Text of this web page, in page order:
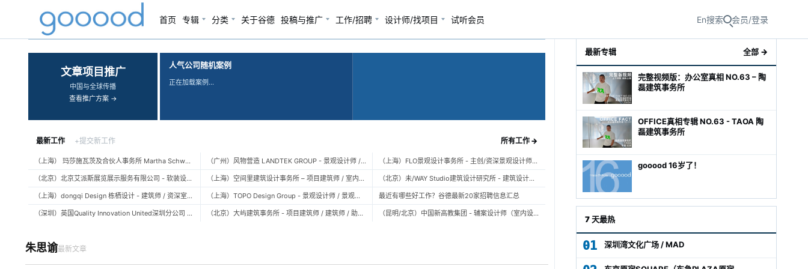
首页 专辑 分类 关于谷德 投稿与推广 工作/招聘 设计师/找项目 试听会员 En搜索 会员/登录
‹ ›
文章项目推广
中国与全球传播
查看推广方案 →
人气公司随机案例
正在加载案例…
最新工作 +提交新工作 所有工作 →
（上海） 玛莎施瓦茨及合伙人事务所 Martha Schwartz Partners – 高级景观建筑师 Senior Landscape Designer / 景观建筑师 Landscape Designer
（北京）北京艾派斯展览展示服务有限公司 - 软装设计师 / 陈列设计师
（上海）dongqi Design 栋栖设计 - 建筑师 / 资深室内设计师 / 室内设计师 / 媒体及公共关系主管 / 设计实习生（常年招聘）
（深圳）英国Quality Innovation United深圳分公司 - 建筑设计师 / 资深建筑设计师 / 室内设计师 / 设计实习生
（广州）风物营造 LANDTEK GROUP - 景观设计师 / 植物设计师 / 品牌运营 / 实习生
（上海）空间里建筑设计事务所 – 项目建筑师 / 室内设计师 / 实习生（建筑/室内）
（上海）TOPO Design Group - 景观设计师 / 景观后期设计师 / 景观实习生
（北京）大屿建筑事务所 - 项目建筑师 / 建筑师 / 助理建筑师 / 实习建筑师
（上海）FLO景观设计事务所 - 主创/资深景观设计师 / 景观设计师 / 设计实习生 / 商务行政助理 / 助理施工图设计师
（北京）未/WAY Studio建筑设计研究所 - 建筑设计师 / 助理设计师/初级设计师 / 实习生 / 办公室行政与商务助理
最近有哪些好工作？谷德最新20家招聘信息汇总
（昆明/北京）中国新高教集团 - 辅案设计师（室内设计） / 辅案设计师（景观设计）/ 生活空间组长/教学空间组长 / 平面设计高级经理 / 展陈设计高级经理
朱思谕最新文章
最新专辑 全部 →
完整视频版：办公室真相 NO.63 – 陶
磊建筑事务所
OFFICE真相专辑 NO.63 - TAOA 陶
磊建筑事务所
gooood 16岁了！
7 天最热
01 深圳湾文化广场 / MAD